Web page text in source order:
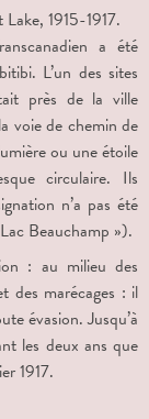
a été
L’un des sites
près de la ville
voie de chemin de
ou une étoile
circulaire. Ils
n’a pas été
Beauchamp »).
: au milieu des
des marécages : il
évasion. Jusqu’à
les deux ans que
1917.